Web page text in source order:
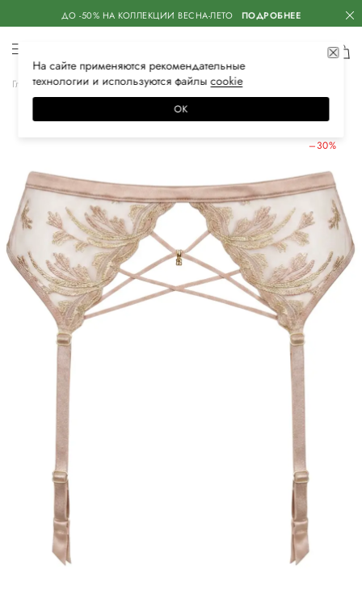
ДО -50% НА КОЛЛЕКЦИИ ВЕСНА-ЛЕТО ПОДРОБНЕЕ
Главная Женская Нижнее белье Пояса для чулок
–30%
На сайте применяются рекомендательные
технологии и используются файлысооkiе
ОК